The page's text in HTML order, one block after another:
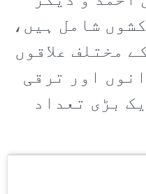
شامل ہیں،
مختلف علاقوں
اور ترقی
بڑی تعداد